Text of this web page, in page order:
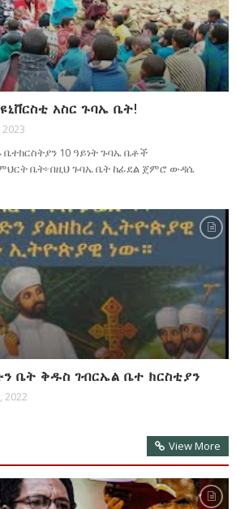
አስር ጉባኤ ቤት!
2023
10 ዓይነት ጉባኤ ቤቶች
ቤት፦በዚህ ጉባኤ ቤት ከፊደል ጀምሮ ውዳሴ
ቤት ቅዱስ ገብርኤል ቤተ ክርስቲያን
2022
View More